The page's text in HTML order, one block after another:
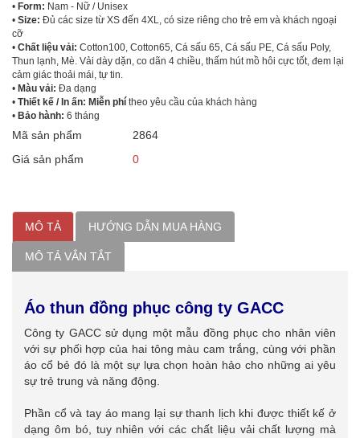
• Form: Nam - Nữ / Unisex
• Size: Đủ các size từ XS đến 4XL, có size riêng cho trẻ em và khách ngoại
cỡ
• Chất liệu vải: Cotton100, Cotton65, Cá sấu 65, Cá sấu PE, Cá sấu Poly,
Thun lạnh, Mè. Vải dày dặn, co dãn 4 chiều, thấm hút mồ hôi cực tốt, đem lại
cảm giác thoải mái, tự tin.
• Màu vải: Đa dạng
• Thiết kế / In ấn: Miễn phí theo yêu cầu của khách hàng
• Bảo hành: 6 tháng
Mã sản phẩm
2864
Giá sản phẩm
0
MÔ TẢ HƯỚNG DẪN MUA HÀNG
MÔ TẢ VẮN TẮT
Áo thun đồng phục công ty GACC
Công ty GACC sử dụng một mẫu đồng phục cho nhân viên
với sự phối hợp của hai tông màu cam trắng, cùng với phần
áo cổ bẻ đó là một sự lựa chọn hoàn hảo cho những ai yêu
sự trẻ trung và năng động.
Phần cổ và tay áo mang lại sự thanh lịch khi được thiết kế ở
dạng ôm bó, tuy nhiên với các chất liệu vải chất lượng mà